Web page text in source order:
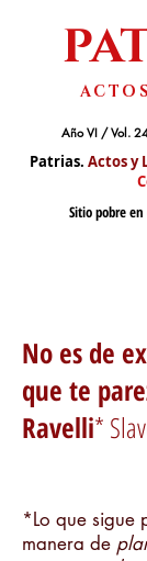
Sitio pobre
Año VI / Vol.
Patrias. Actos y
No es de
que te
Ravelli*
*Lo que sigue
manera de